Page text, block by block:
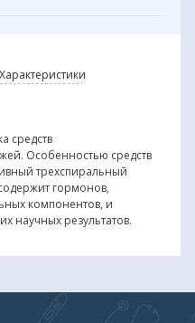
Характеристики
средств
Особенностью средств
трехспиральный
гормонов,
компонентов, и
научных результатов.